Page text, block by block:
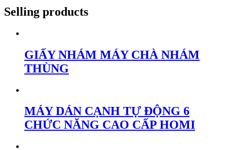
Selling products
GIẤY NHÁM MÁY CHÀ NHÁM
THÙNG
MÁY DÁN CẠNH TỰ ĐỘNG 6
CHỨC NĂNG CAO CẤP HOMI